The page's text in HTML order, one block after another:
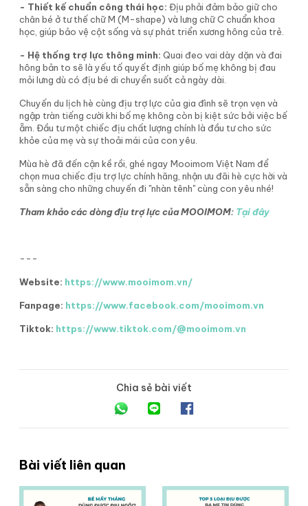
- Thiết kế chuẩn công thái học: Địu phải đảm bảo giữ cho
chân bé ở tư thế chữ M (M-shape) và lưng chữ C chuẩn khoa
học, giúp bảo vệ cột sống và sự phát triển xương hông của trẻ.
- Hệ thống trợ lực thông minh: Quai đeo vai dày dặn và đai
hông bản to sẽ là yếu tố quyết định giúp bố mẹ không bị đau
mỏi lưng dù có địu bé di chuyển suốt cả ngày dài.
Chuyến du lịch hè cùng địu trợ lực của gia đình sẽ trọn vẹn và
ngập tràn tiếng cười khi bố mẹ không còn bị kiệt sức bởi việc bế
ẵm. Đầu tư một chiếc địu chất lượng chính là đầu tư cho sức
khỏe của mẹ và sự thoải mái của con yêu.
Mùa hè đã đến cận kề rồi, ghé ngay Mooimom Việt Nam để
chọn mua chiếc địu trợ lực chính hãng, nhận ưu đãi hè cực hời và
sẵn sàng cho những chuyến đi "nhàn tênh" cùng con yêu nhé!
Tham khảo các dòng địu trợ lực của MOOIMOM: Tại đây
---
Website: https://www.mooimom.vn/
Fanpage: https://www.facebook.com/mooimom.vn
Tiktok: https://www.tiktok.com/@mooimom.vn
Chia sẻ bài viết
Bài viết liên quan